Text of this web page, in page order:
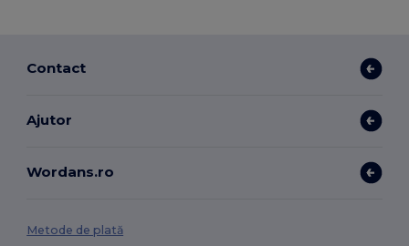
Contact
Ajutor
Wordans.ro
Metode de plată